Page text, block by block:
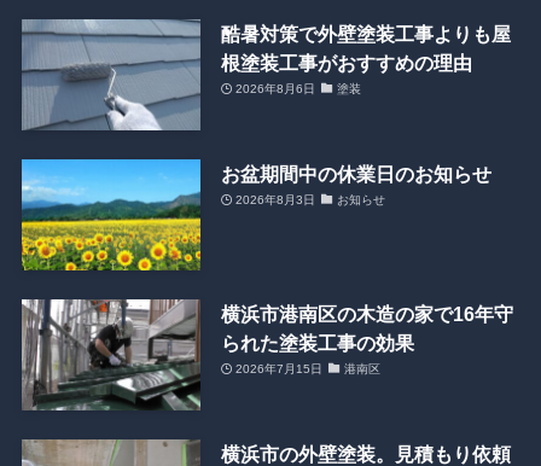
酷暑対策で外壁塗装工事よりも屋
根塗装工事がおすすめの理由
2026年8月6日 塗装
お盆期間中の休業日のお知らせ
2026年8月3日 お知らせ
横浜市港南区の木造の家で16年守
られた塗装工事の効果
2026年7月15日 港南区
横浜市の外壁塗装。見積もり依頼